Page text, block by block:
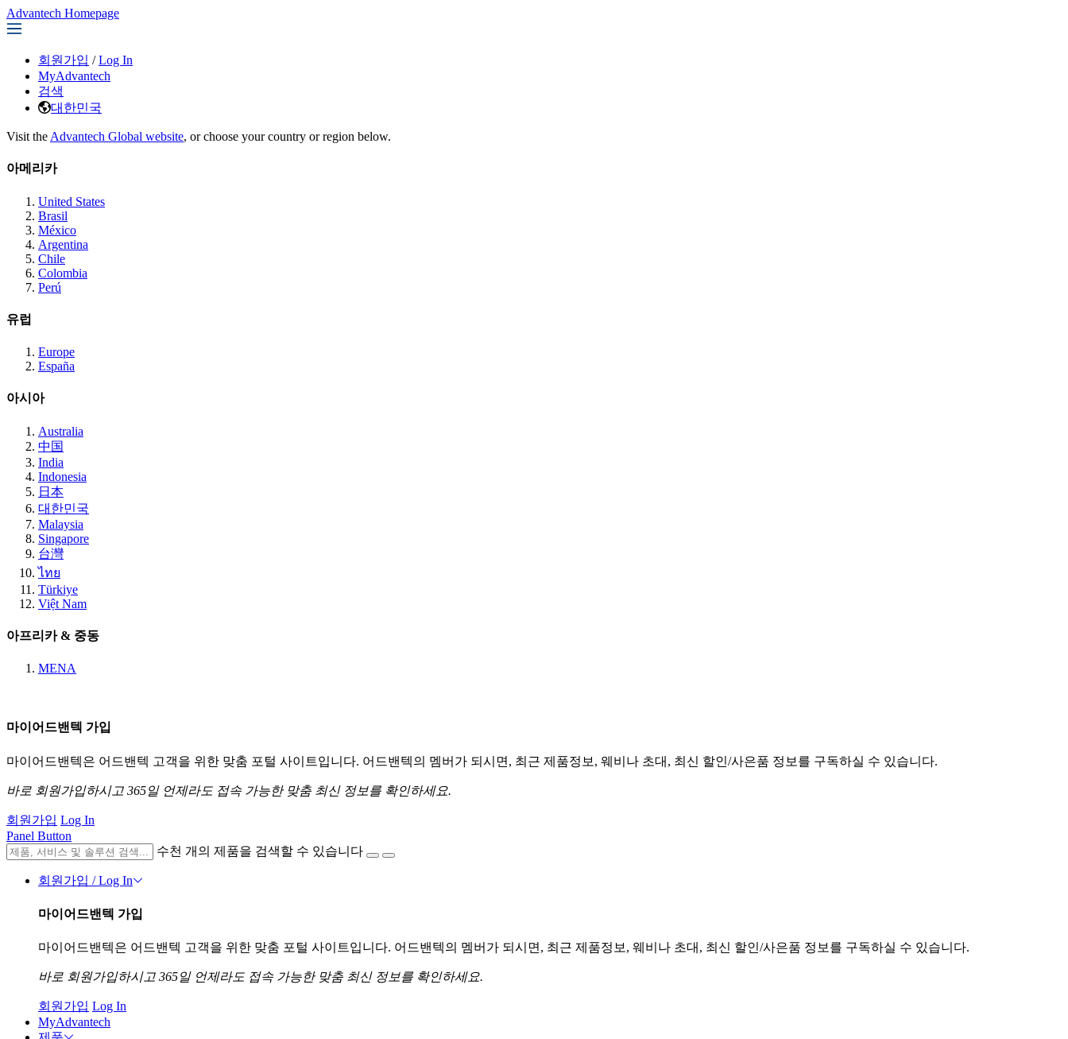
Advantech Homepage
회원가입 / Log In
MyAdvantech
검색
대한민국
Visit the Advantech Global website, or choose your country or region below.
아메리카
United States
Brasil
México
Argentina
Chile
Colombia
Perú
유럽
Europe
España
아시아
Australia
中国
India
Indonesia
日本
대한민국
Malaysia
Singapore
台灣
ไทย
Türkiye
Việt Nam
아프리카 & 중동
MENA
마이어드밴텍 가입
마이어드밴텍은 어드밴텍 고객을 위한 맞춤 포털 사이트입니다. 어드밴텍의 멤버가 되시면, 최근 제품정보, 웨비나 초대, 최신 할인/사은품 정보를 구독하실 수 있습니다.
바로 회원가입하시고 365일 언제라도 접속 가능한 맞춤 최신 정보를 확인하세요.
회원가입 Log In
Panel Button
수천 개의 제품을 검색할 수 있습니다
회원가입 / Log In
마이어드밴텍 가입
마이어드밴텍은 어드밴텍 고객을 위한 맞춤 포털 사이트입니다. 어드밴텍의 멤버가 되시면, 최근 제품정보, 웨비나 초대, 최신 할인/사은품 정보를 구독하실 수 있습니다.
바로 회원가입하시고 365일 언제라도 접속 가능한 맞춤 최신 정보를 확인하세요.
회원가입 Log In
MyAdvantech